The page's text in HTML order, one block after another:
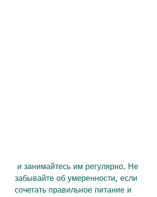
забывайте об умеренности, если
сочетать правильное питание и